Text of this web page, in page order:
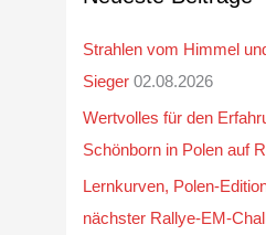
Strahlen vom Himmel
Sieger 02.08.2026
Wertvolles für den
Schönborn in Polen auf
Lernkurven, Polen-
nächster Rallye-EM-